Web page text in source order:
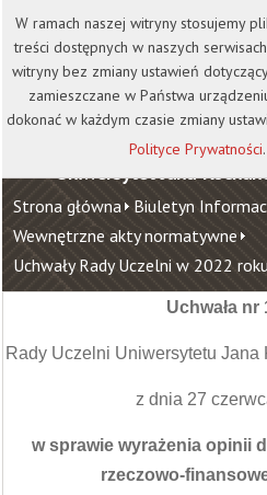
Kontakt
Wirtualna Uczelnia
Uniwersytet Jana
Strona główna Biuletyn
Wewnętrzne akty normatywne
Uchwały Rady Uczelni w 2022
Uchwała nr
Rady Uczelni Uniwersytetu
z dnia 27
w sprawie wyrażenia opinii
rzeczowo-
W ramach naszej witryny stosujemy
treści dostępnych w naszych
witryny bez zmiany ustawień
zamieszczane w Państwa
dokonać w każdym czasie zmiany
Polityce Prywatności.